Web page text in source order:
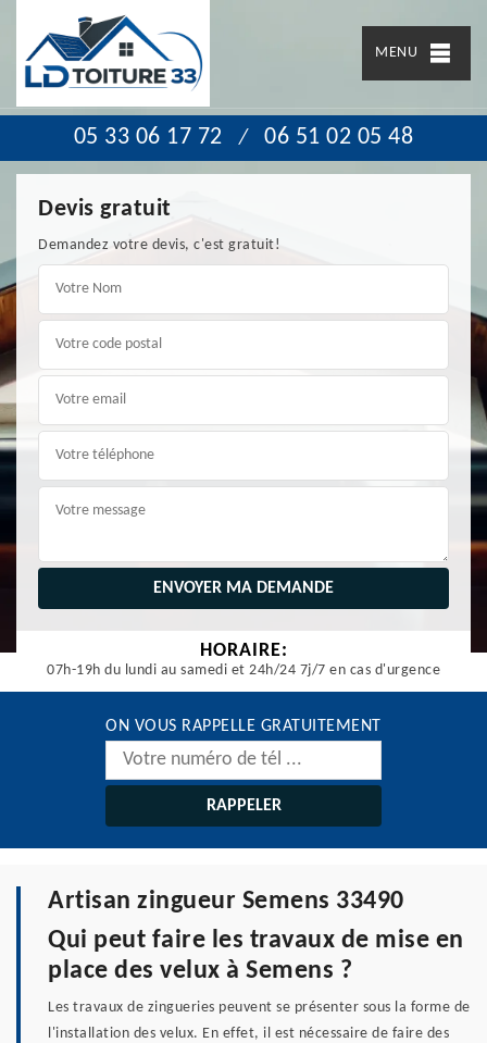
MENU
05 33 06 17 72 / 06 51 02 05 48
Devis gratuit
Demandez votre devis, c'est gratuit!
HORAIRE:
07h-19h du lundi au samedi et 24h/24 7j/7 en cas d'urgence
ON VOUS RAPPELLE GRATUITEMENT
Artisan zingueur Semens 33490
Qui peut faire les travaux de mise en
place des velux à Semens ?
Les travaux de zingueries peuvent se présenter sous la forme de
l'installation des velux. En effet, il est nécessaire de faire des